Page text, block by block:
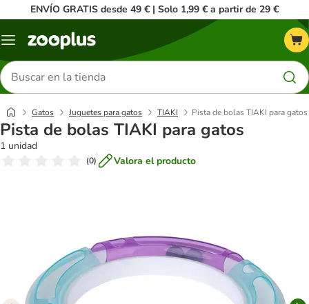
ENVÍO GRATIS desde 49 € | Solo 1,99 € a partir de 29 €
Menú
Buscar
productos
Gatos Juguetes para gatos TIAKI Pista de bolas TIAKI para gatos
Pista de bolas TIAKI para gatos
1 unidad
(0) Valora el producto